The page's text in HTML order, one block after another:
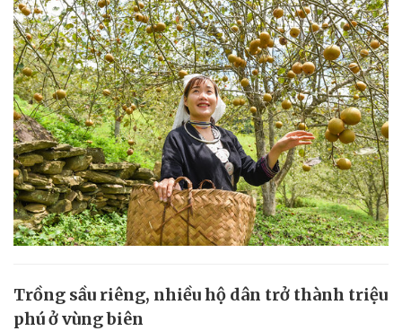
Trồng sầu riêng, nhiều hộ dân trở thành triệu
phú ở vùng biên